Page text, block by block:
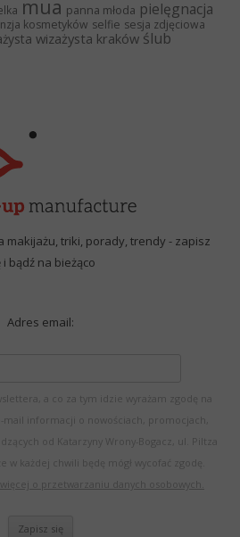
mua panna młoda pielęgnacja
kosmetyków selfie sesja zdjęciowa
wizażysta kraków ślub
makijażu, triki, porady, trendy - zapisz
i bądź na bieżąco
Adres email:
a co za tym idzie wyrażam zgodę na
mail informacji o nowościach, promocjach,
od Katarzyny Wrony-Bogacz, ul. Piltza
w każdej chwili będę mógł wycofać zgodę.
o przetwarzaniu danych osobowych.